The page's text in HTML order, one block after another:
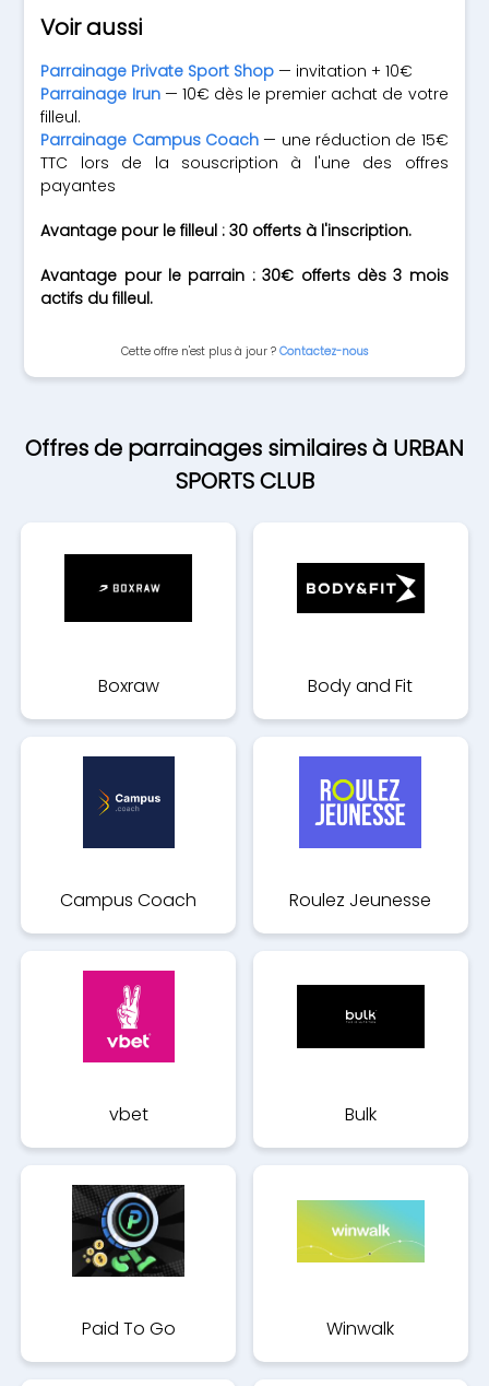
Voir aussi
Parrainage Private Sport Shop — invitation + 10€
Parrainage Irun— 10€ dès le premier achat de votre
filleul.
Parrainage Campus Coach — une réduction de 15€
TTC lors de la souscription à l'une des offres
payantes
Avantage pour le filleul : 30 offerts à l'inscription.
Avantage pour le parrain : 30€ offerts dès 3 mois
actifs du filleul.
Cette offre n'est plus à jour ? Contactez-nous
Offres de parrainages similaires à URBAN
SPORTS CLUB
Boxraw Body and Fit
Campus Coach Roulez Jeunesse
vbet Bulk
Paid To Go Winwalk